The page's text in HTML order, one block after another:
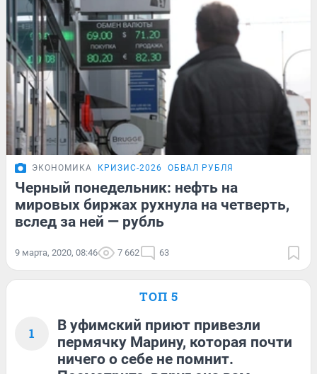
ЭКОНОМИКА КРИЗИС-2026 ОБВАЛ РУБЛЯ
Черный понедельник: нефть на
мировых биржах рухнула на четверть,
вслед за ней — рубль
9 марта, 2020, 08:46 7 662 63
ТОП 5
1
В уфимский приют привезли
пермячку Марину, которая почти
ничего о себе не помнит.